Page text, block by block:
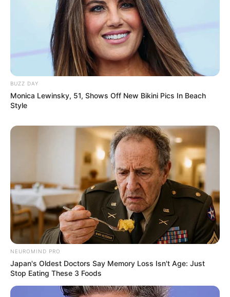
Biscuikis
BUZZ DAY
Monica Lewinsky, 51, Shows Off New Bikini Pics In Beach
Style
NEUROMIND PRO
Japan's Oldest Doctors Say Memory Loss Isn't Age: Just
Stop Eating These 3 Foods